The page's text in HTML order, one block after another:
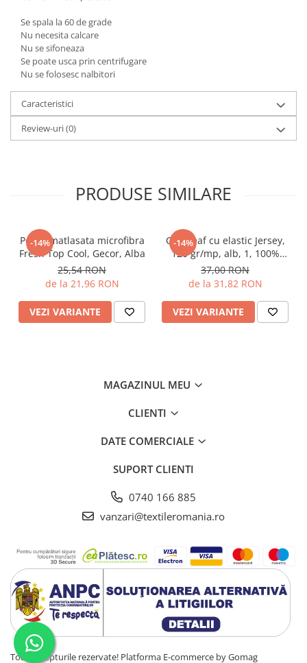
Se spala la 60 de grade
Nu necesita calcare
Nu se sifoneaza
Se poate usca prin centrifugare
Nu se folosesc nalbitori
Caracteristici
Review-uri(0)
PRODUSE SIMILARE
-14%
Perna matlasata microfibra
Fresh Top Cool, Gecor, Alba
25,54 RON
de la 21,96 RON
VEZI VARIANTE
-14%
Cearceaf cu elastic Jersey,
120 gr/mp, alb, 1, 100%
bumbac, Gecor
37,00 RON
de la 31,82 RON
VEZI VARIANTE
MAGAZINUL MEU
CLIENTI
DATE COMERCIALE
SUPORT CLIENTI
0740 166 885
vanzari@textileromania.ro
Toate drepturile rezervate! Platforma E-commerce by Gomag